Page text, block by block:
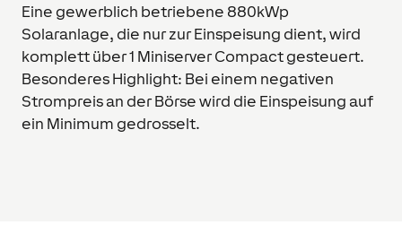
Eine gewerblich betriebene 880kWp
Solaranlage, die nur zur Einspeisung dient, wird
komplett über 1 Miniserver Compact gesteuert.
Besonderes Highlight: Bei einem negativen
Strompreis an der Börse wird die Einspeisung auf
ein Minimum gedrosselt.